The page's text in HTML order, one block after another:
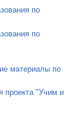
по
по
материалы по
проекта "Учим и